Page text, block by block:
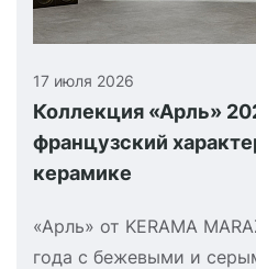
17 июля 2026
Коллекция «Арль»
французский
керамике
«Арль» от KERAMA
года с бежевыми и